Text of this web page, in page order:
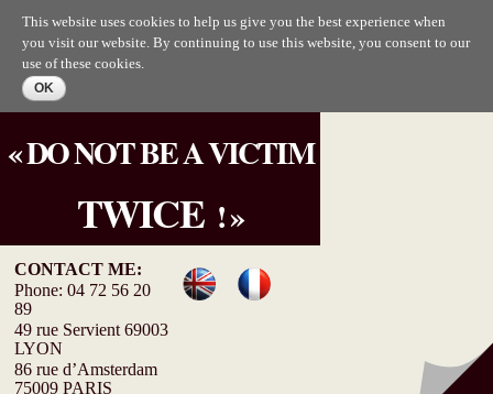
This website uses cookies to help us give you the best experience when
you visit our website. By continuing to use this website, you consent to our
use of these cookies.
« DO NOT BE A VICTIM
TWICE! »
CONTACT ME:
Phone: 04 72 56 20
89
49 rue Servient 69003
LYON
86 rue d’Amsterdam
75009 PARIS